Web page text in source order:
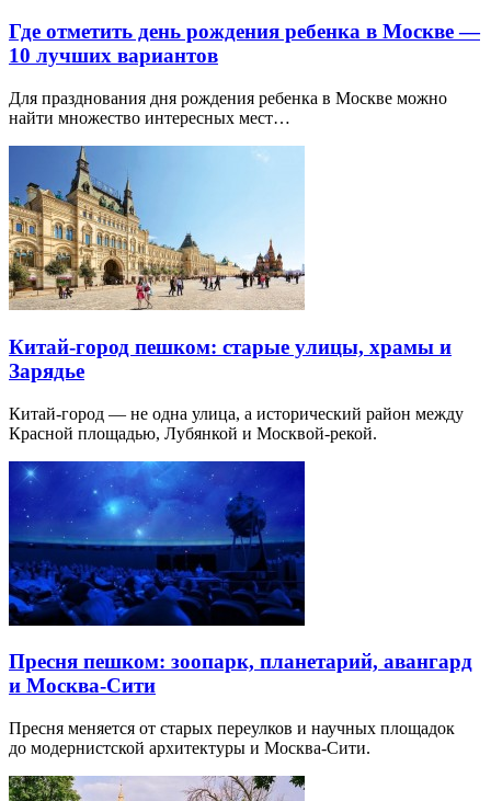
Где отметить день рождения ребенка в Москве —
10 лучших вариантов
Для празднования дня рождения ребенка в Москве можно
найти множество интересных мест…
Китай-город пешком: старые улицы, храмы и
Зарядье
Китай-город — не одна улица, а исторический район между
Красной площадью, Лубянкой и Москвой-рекой.
Пресня пешком: зоопарк, планетарий, авангард
и Москва-Сити
Пресня меняется от старых переулков и научных площадок
до модернистской архитектуры и Москва-Сити.